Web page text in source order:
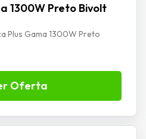
1300W Preto Bivolt
Plus Gama 1300W Preto
Oferta